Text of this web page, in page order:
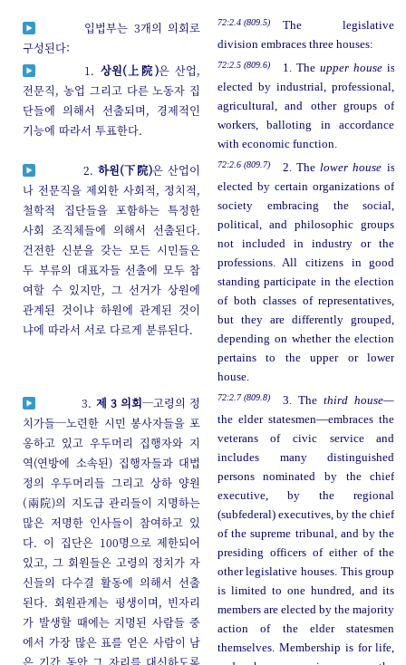
입법부는 3개의 의회로
구성된다:
72:2.4 (809.5)
The legislative
division embraces three houses:
1. 상원(上院)은 산업,
전문직, 농업 그리고 다른 노동자 집
단들에 의해서 선출되며, 경제적인
기능에 따라서 투표한다.
72:2.5 (809.6) 1. The upper houseis
elected by industrial, professional,
agricultural, and other groups of
workers, balloting in accordance
with economic function.
2. 하원(下院)은 산업이
나 전문직을 제외한 사회적, 정치적,
철학적 집단들을 포함하는 특정한
사회 조직체들에 의해서 선출된다.
건전한 신분을 갖는 모든 시민들은
두 부류의 대표자들 선출에 모두 참
여할 수 있지만, 그 선거가 상원에
관계된 것이냐 하원에 관계된 것이
냐에 따라서 서로 다르게 분류된다.
72:2.6 (809.7) 2. Thelower house is
elected by certain organizations of
society embracing the social,
political, and philosophic groups
not included in industry or the
professions. All citizens in good
standing participate in the election
of both classes of representatives,
but they are differently grouped,
depending on whether the election
pertains to the upper or lower
house.
3. 제 3 의회─고령의 정
치가들─노련한 시민 봉사자들을 포
옹하고 있고 우두머리 집행자와 지
역(연방에 소속된) 집행자들과 대법
정의 우두머리들 그리고 상하 양원
(兩院)의 지도급 관리들이 지명하는
많은 저명한 인사들이 참여하고 있
다. 이 집단은 100명으로 제한되어
있고, 그 회원들은 고령의 정치가 자
신들의 다수결 활동에 의해서 선출
된다. 회원관계는 평생이며, 빈자리
가 발생할 때에는 지명된 사람들 중
에서 가장 많은 표를 얻은 사람이 남
은 기간 동안 그 자리를 대신하도록
72:2.7 (809.8) 3. Thethird house—
the elder statesmen—embraces the
veterans of civic service and
includes many distinguished
persons nominated by the chief
executive, by the regional
(subfederal) executives, by the chief
of the supreme tribunal, and by the
presiding officers of either of the
other legislative houses. This group
is limited to one hundred, and its
members are elected by the majority
action of the elder statesmen
themselves. Membership is for life,